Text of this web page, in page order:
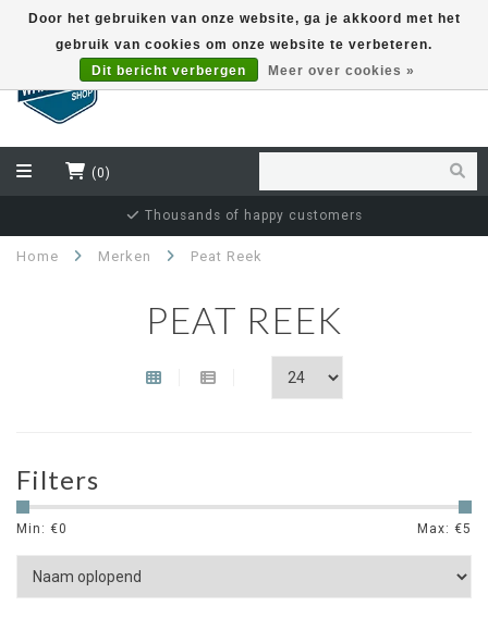
(0)
Thousands of happy customers
Home Merken Peat Reek
PEAT REEK
Filters
Min: €0 Max: €5
Door het gebruiken van onze website, ga je akkoord met het
gebruik van cookies om onze website te verbeteren.
Dit bericht verbergen
Meer over cookies »